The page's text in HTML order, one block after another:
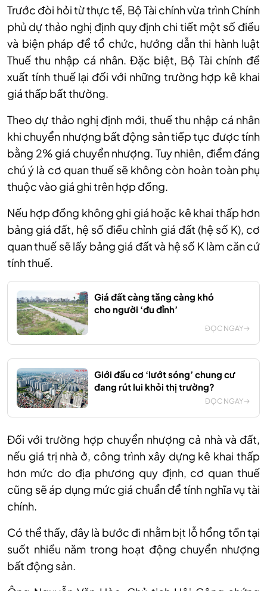
Trước đòi hỏi từ thực tế, Bộ Tài chính vừa trình Chính
phủ dự thảo nghị định quy định chi tiết một số điều
và biện pháp để tổ chức, hướng dẫn thi hành luật
Thuế thu nhập cá nhân. Đặc biệt, Bộ Tài chính đề
xuất tính thuế lại đối với những trường hợp kê khai
giá thấp bất thường.
Theo dự thảo nghị định mới, thuế thu nhập cá nhân
khi chuyển nhượng bất động sản tiếp tục được tính
bằng 2% giá chuyển nhượng. Tuy nhiên, điểm đáng
chú ý là cơ quan thuế sẽ không còn hoàn toàn phụ
thuộc vào giá ghi trên hợp đồng.
Nếu hợp đồng không ghi giá hoặc kê khai thấp hơn
bảng giá đất, hệ số điều chỉnh giá đất (hệ số K), cơ
quan thuế sẽ lấy bảng giá đất và hệ số K làm căn cứ
tính thuế.
Giá đất càng tăng càng khó
cho người ‘đu đỉnh’
ĐỌC NGAY
Giới đầu cơ ‘lướt sóng’ chung cư
đang rút lui khỏi thị trường?
ĐỌC NGAY
Đối với trường hợp chuyển nhượng cả nhà và đất,
nếu giá trị nhà ở, công trình xây dựng kê khai thấp
hơn mức do địa phương quy định, cơ quan thuế
cũng sẽ áp dụng mức giá chuẩn để tính nghĩa vụ tài
chính.
Có thể thấy, đây là bước đi nhằm bịt lỗ hổng tồn tại
suốt nhiều năm trong hoạt động chuyển nhượng
bất động sản.